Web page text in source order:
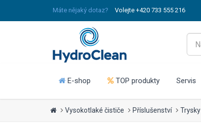
Máte nějaký dotaz? Volejte +420 733 555 216
E-shop TOP produkty Servis
Vysokotlaké čističe Příslušenství Trysky